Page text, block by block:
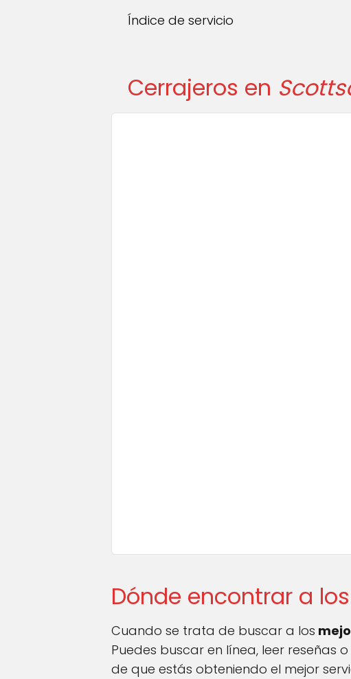
Índice de servicio
Cerrajeros en
Dónde encontrar a
Cuando se trata de buscar a los
Puedes buscar en línea, leer reseñas
de que estás obteniendo el mejor